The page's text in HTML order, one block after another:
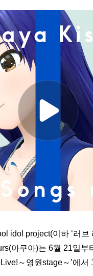
idol project(이하 ‘러브
아쿠아)는 6월 21일부
～영원stage～’에서